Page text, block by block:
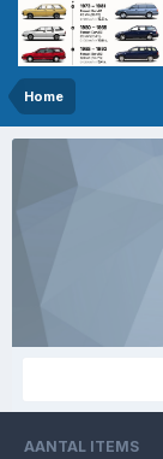
Home
AANTAL ITEMS